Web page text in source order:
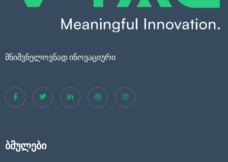
მნიშვნელოვნად ინოვაციური
ბმულები